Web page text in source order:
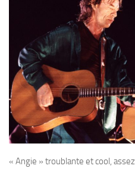
« Angie » troublante et cool,